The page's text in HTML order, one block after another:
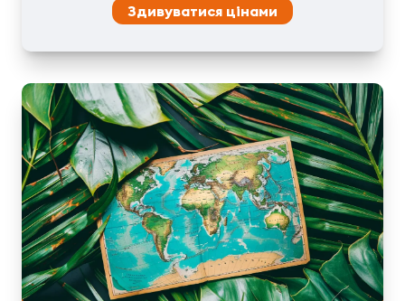
Здивуватися цінами